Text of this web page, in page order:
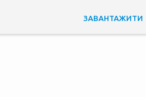
ЗАВАНТАЖИТИ